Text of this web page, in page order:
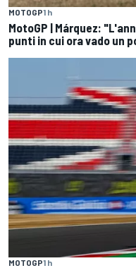
MOTOGP1 h
MotoGP | Márquez:
punti in cui ora vado un
MOTOGP1 h